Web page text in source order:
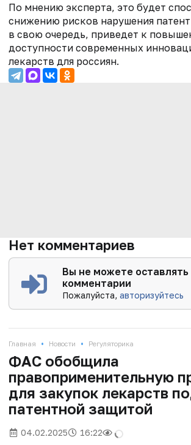
По мнению эксперта, это будет
снижению рисков нарушения
в свою очередь, приведет к
доступности современных
лекарств для россиян.
Нет комментариев
Вы не можете оставлять
комментарии
Пожалуйста,авторизуйтесь
Главная • Новости • Регуляторика
ФАС обобщила
правоприменительную
для закупок лекарств
патентной защитой
04.02.2025 16:22